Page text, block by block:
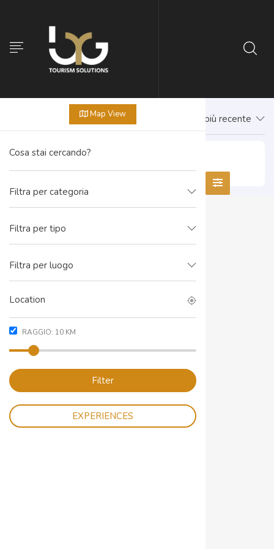
Map View
Filtra per categoria
Filtra per tipo
Filtra per luogo
RAGGIO: 10 KM
Filter
EXPERIENCES
Prima il più recente
Chiesa di Santo Stefano